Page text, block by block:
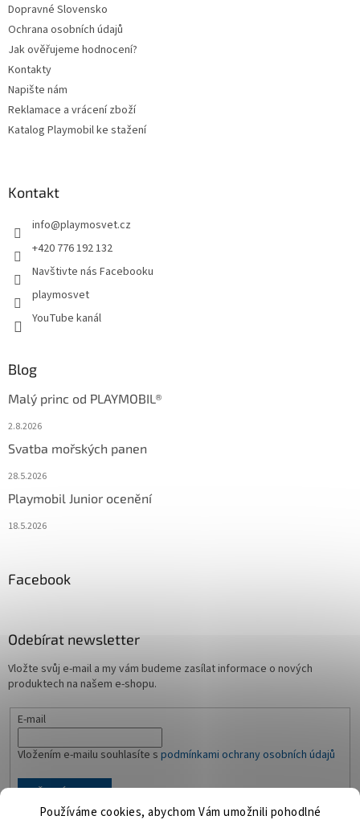
Používáme cookies, abychom Vám umožnili pohodlné
Dopravné Slovensko
Ochrana osobních údajů
Jak ověřujeme hodnocení?
Kontakty
Napište nám
Reklamace a vrácení zboží
Katalog Playmobil ke stažení
Kontakt
info@playmosvet.cz
+420 776 192 132
Navštivte nás Facebooku
playmosvet
YouTube kanál
Blog
Malý princ od PLAYMOBIL®
2.8.2026
Svatba mořských panen
28.5.2026
Playmobil Junior ocenění
18.5.2026
Facebook
Odebírat newsletter
Vložte svůj e-mail a my vám budeme zasílat informace o nových
produktech na našem e-shopu.
E-mail
Vložením e-mailu souhlasíte s podmínkami ochrany osobních údajů
PŘIHLÁSIT SE